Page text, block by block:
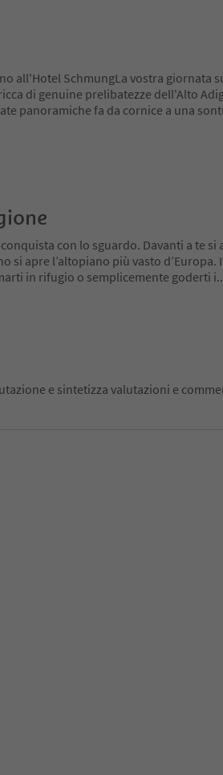
all'Hotel SchmungLa vostra giornata
di genuine prelibatezze dell'Alto
panoramiche fa da cornice a una
con lo sguardo. Davanti a te si
si apre l’altopiano più vasto d’Europa.
in rifugio o semplicemente goderti i
e sintetizza valutazioni e